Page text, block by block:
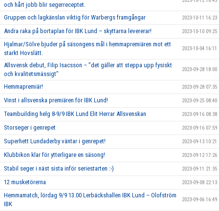
och hårt jobb blir segerreceptet.
Gruppen och lagkänslan viktig för Warbergs framgångar 2023-10-11 16:23
Andra raka på bortaplan för IBK Lund – skyttarna levererar! 2023-10-10 09:25
Hjalmar/Sölve bjuder på säsongens mål i hemmapremiären mot ett
starkt Hovslätt.
2023-10-04 16:11
Allsvensk debut, Filip Isacsson – ’’det gäller att steppa upp fysiskt
och kvalitetsmässigt’’
2023-09-28 18:00
Hemmapremiär! 2023-09-28 07:35
Vinst i allsvenska premiären för IBK Lund! 2023-09-25 08:40
Teambuilding helg 8-9/9 IBK Lund Elit Herrar Allsvenskan 2023-09-16 08:38
Storseger i genrepet 2023-09-16 07:59
Superhett Lundaderby väntar i genrepet! 2023-09-13 10:21
Klubbikon klar för ytterligare en säsong! 2023-09-12 17:26
Stabil seger i näst sista inför seriestarten :-) 2023-09-11 21:35
12 musketörerna 2023-09-08 22:13
Hemmamatch, lördag 9/9 13.00 Lerbäckshallen IBK Lund – Olofström
IBK
2023-09-06 16:49